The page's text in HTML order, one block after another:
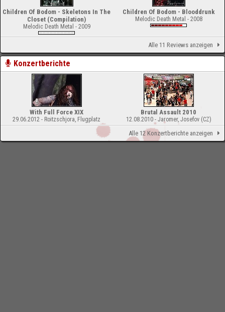
Children Of Bodom - Skeletons In The
Closet (Compilation)
Melodic Death Metal - 2009
Children Of Bodom - Blooddrunk
Melodic Death Metal - 2008
Alle 11 Reviews anzeigen
Konzertberichte
With Full Force XIX
29.06.2012 - Roitzschjora, Flugplatz
Brutal Assault 2010
12.08.2010 - Jaromer, Josefov (CZ)
Alle 12 Konzertberichte anzeigen